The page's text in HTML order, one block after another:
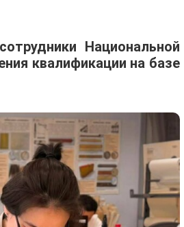
Национальной
квалификации на базе